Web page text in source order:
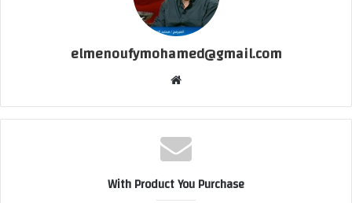
elmenoufymohamed@gmail.com
With Product You Purchase